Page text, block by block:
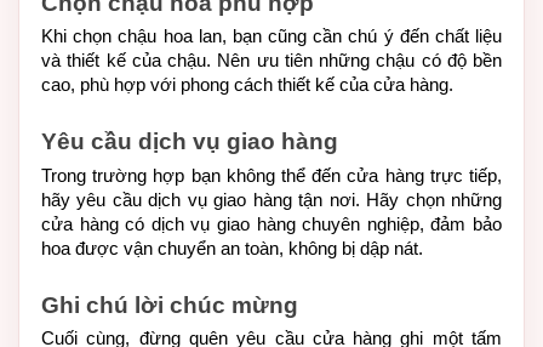
Khi chọn chậu hoa lan, bạn cũng cần chú ý đến chất liệu
và thiết kế của chậu. Nên ưu tiên những chậu có độ bền
cao, phù hợp với phong cách thiết kế của cửa hàng.
Yêu cầu dịch vụ giao hàng
Trong trường hợp bạn không thể đến cửa hàng trực tiếp,
hãy yêu cầu dịch vụ giao hàng tận nơi. Hãy chọn những
cửa hàng có dịch vụ giao hàng chuyên nghiệp, đảm bảo
hoa được vận chuyển an toàn, không bị dập nát.
Ghi chú lời chúc mừng
Cuối cùng, đừng quên yêu cầu cửa hàng ghi một tấm